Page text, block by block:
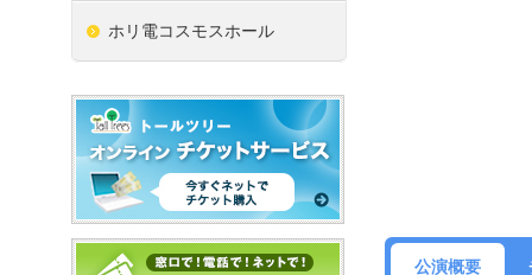
公演概要
ホリ電コスモスホール